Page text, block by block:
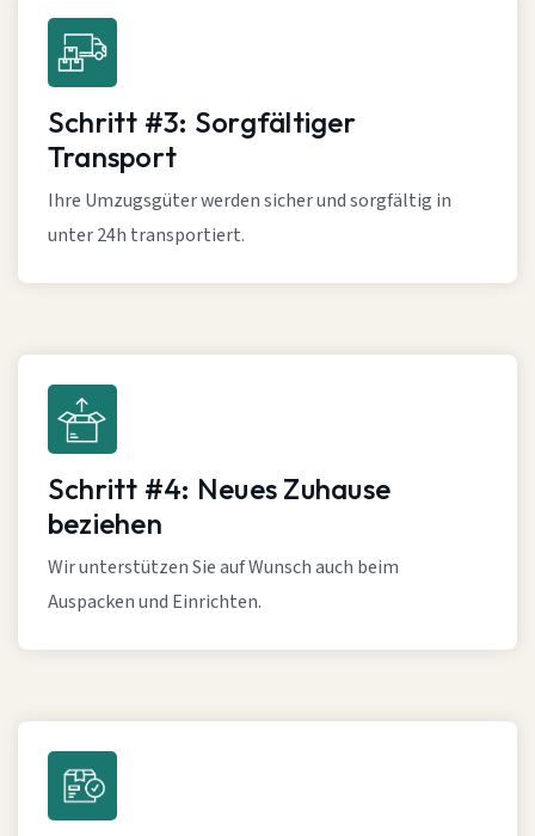
Schritt #3: Sorgfältiger
Transport
Ihre Umzugsgüter werden sicher und sorgfältig in
unter 24h transportiert.
Schritt #4: Neues Zuhause
beziehen
Wir unterstützen Sie auf Wunsch auch beim
Auspacken und Einrichten.